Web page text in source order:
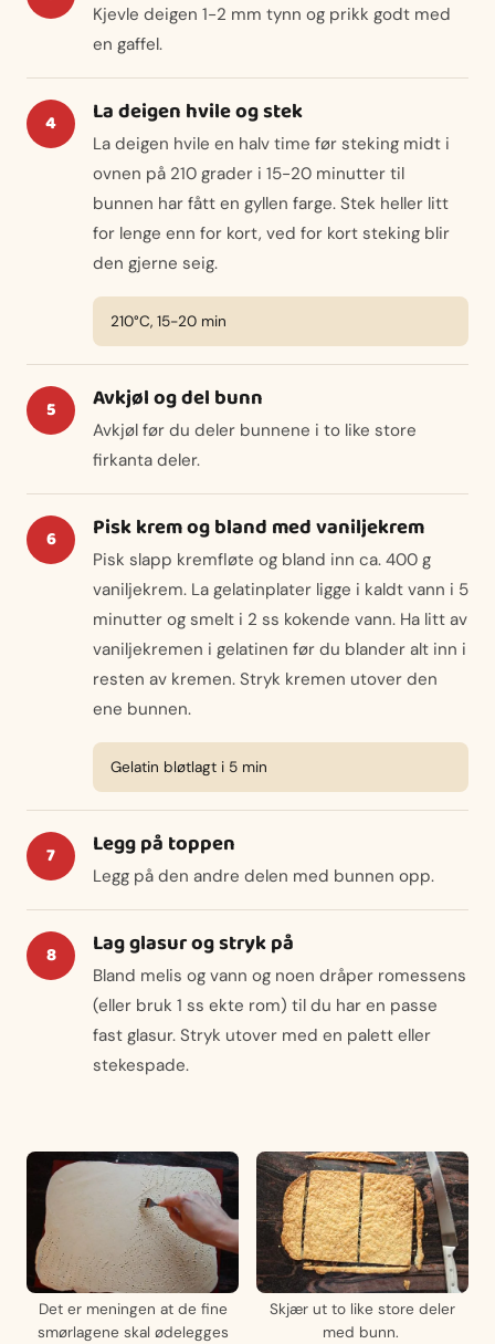
Kjevle deigen 1-2 mm tynn og prikk godt med
en gaffel.
La deigen hvile og stek
La deigen hvile en halv time før steking midt i
ovnen på 210 grader i 15-20 minutter til
bunnen har fått en gyllen farge. Stek heller litt
for lenge enn for kort, ved for kort steking blir
den gjerne seig.
210°C, 15-20 min
Avkjøl og del bunn
Avkjøl før du deler bunnene i to like store
firkanta deler.
Pisk krem og bland med vaniljekrem
Pisk slapp kremfløte og bland inn ca. 400 g
vaniljekrem. La gelatinplater ligge i kaldt vann i 5
minutter og smelt i 2 ss kokende vann. Ha litt av
vaniljekremen i gelatinen før du blander alt inn i
resten av kremen. Stryk kremen utover den
ene bunnen.
Gelatin bløtlagt i 5 min
Legg på toppen
Legg på den andre delen med bunnen opp.
Lag glasur og stryk på
Bland melis og vann og noen dråper romessens
(eller bruk 1 ss ekte rom) til du har en passe
fast glasur. Stryk utover med en palett eller
stekespade.
Det er meningen at de fine
smørlagene skal ødelegges
Skjær ut to like store deler
med bunn.